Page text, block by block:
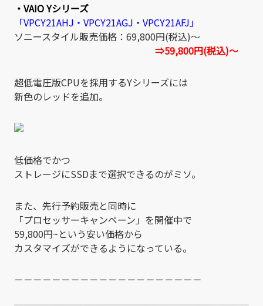
・VAIO Yシリーズ
「VPCY21AHJ・VPCY21AGJ・VPCY21AFJ」
ソニースタイル販売価格：69,800円(税込)～
⇒59,800円(税込)～
超低電圧版CPUを採用するYシリーズには
新色のレッドを追加。
低価格でかつ
ストレージにSSDまで選択できるのがミソ。
また、先行予約販売と同時に
「プロセッサーキャンペーン」を開催中で
59,800円~という安い価格から
カスタマイズができるようになっている。
－－－－－－－－－－－－－－－－－－－－